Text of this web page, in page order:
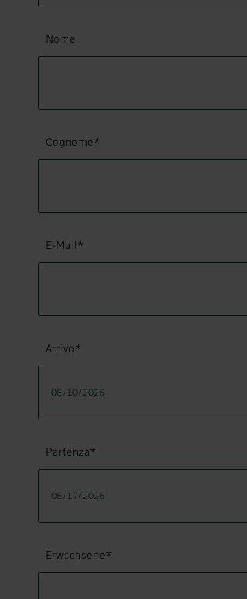
Nome
Cognome*
E-Mail*
Arrivo*
Partenza*
Erwachsene*